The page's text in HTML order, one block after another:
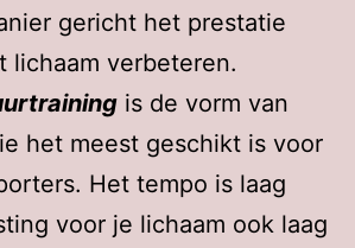
gericht het prestatie
lichaam verbeteren.
is de vorm van
het meest geschikt is voor
Het tempo is laag
voor je lichaam ook laag